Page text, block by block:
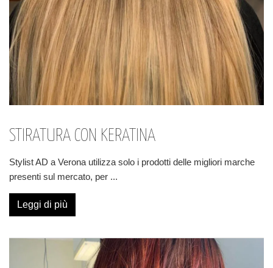
STIRATURA CON KERATINA
Stylist AD a Verona utilizza solo i prodotti delle migliori marche
presenti sul mercato, per ...
Leggi di più